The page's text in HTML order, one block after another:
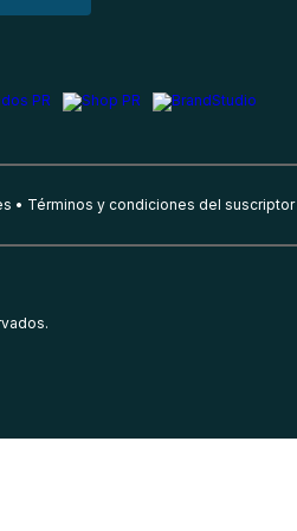
Términos y condiciones del suscriptor